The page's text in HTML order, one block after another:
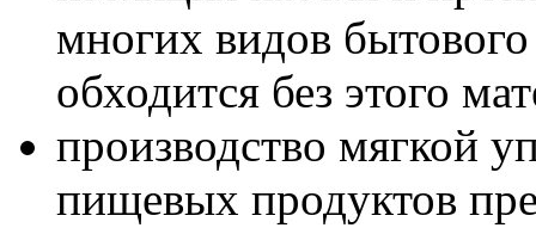
многих видов
обходится без этого
производство мягкой
пищевых продуктов